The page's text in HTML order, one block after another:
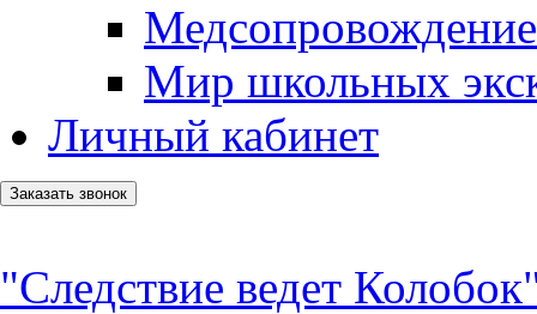
Медсопровождение
Мир школьных
Личный кабинет
Заказать звонок
"Следствие ведет